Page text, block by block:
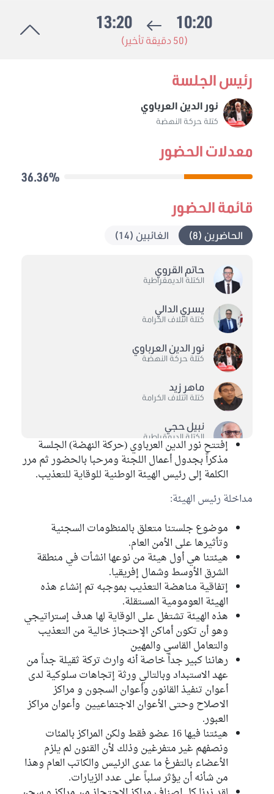
10:20
13:20
(50 دقيقة تأخير)
إفتتح نور الدين العرباوي (حركة النهضة) الجلسة
مذكراً بجدول أعمال اللجنة ومرحبا بالحضور ثم مرر
الكلمة إلى رئيس الهيئة الوطنية للوقاية للتعذيب.
مداخلة رئيس الهيئة:
موضوع جلستنا متعلق بالمنظومات السجنية
وتأثيرها على الأمن العام.
هيئتنا هي أول هيئة من نوعها انشأت في منطقة
الشرق الأوسط وشمال إفريقيا.
إتفاقية مناهضة التعذيب بموجبه تم إنشاء هذه
الهيئة العومومية المستقلة.
هذه الهيئة تشتغل على الوقاية لها هدف إستراتيجي
وهو أن تكون أماكن الإحتجاز خالية من التعذيب
والتعامل القاسي والمهين
رهاننا كبير جداً خاصة أنه وارث تركة ثقيلة جداً من
عهد الاستبداد وبالتالي ورثة إتجاهات سلوكية لدى
أعوان تنفيذ القانون وأعوان السجون و مراكز
الاصلاح وحتى الأعوان الاجتماعيين وأعوان مراكز
العبور.
هيئتنا فيها 16 عضو فقط ولكن المراكز بالمئات
ونصفهم غير متفرغين وذلك لأن القنون لم يلزم
الأعضاء بالتفرغ ما عدى الرئيس والكاتب العام وهذا
من شأنه أن يؤثر سلباً على عدد الزيارات.
رئيس الجلسة
نور الدين العرباوي
كتلة حركة النهضة
معدلات الحضور
36.36%
قائمة الحضور
الحاضرين (8) الغائبين (14)
حاتم القروي
الكتلة الديمقراطية
يسري الدالي
كتلة ائتلاف الكرامة
نور الدين العرباوي
كتلة حركة النهضة
ماهر زيد
كتلة ائتلاف الكرامة
نبيل حجي
الكتلة الديمقراطية
محمد زريق
كتلة حركة النهضة
مختار اللموشي
آمنة بن حميد
كتلة حركة النهضة